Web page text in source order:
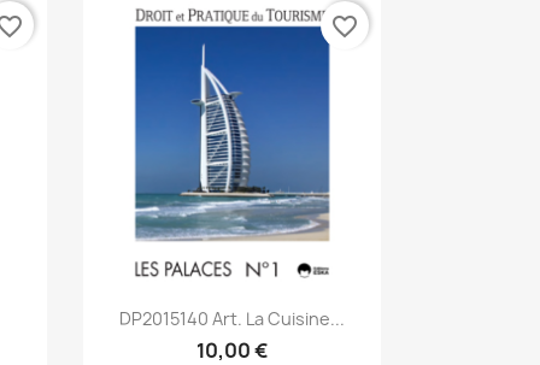
Aperçu rapide
DP2015140 Art. La Cuisine...
10,00 €
favorite_border